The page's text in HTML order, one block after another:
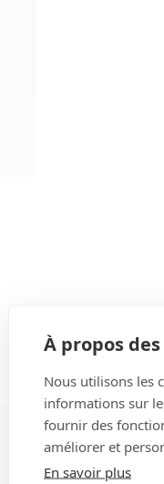
À propos
Nous utilisons les
informations sur
fournir des
améliorer et
En savoir plus